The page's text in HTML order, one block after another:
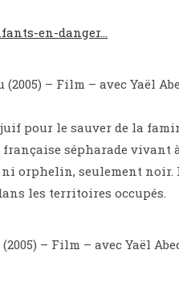
en-danger…
– Film – avec Yaël
pour le sauver de la
sépharade vivant
orphelin, seulement
les territoires occupés.
– Film – avec Yaël